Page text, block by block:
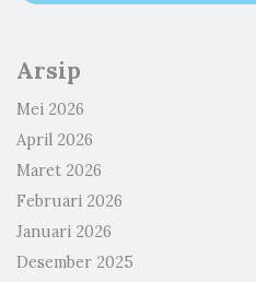
Arsip
Mei 2026
April 2026
Maret 2026
Februari 2026
Januari 2026
Desember 2025